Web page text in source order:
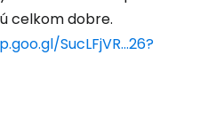
celkom dobre.
SucLFjVR...26?